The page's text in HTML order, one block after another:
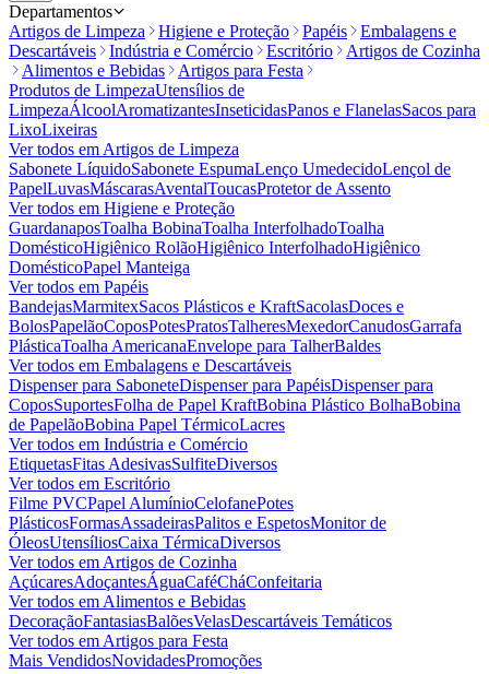
Departamentos
Artigos de Limpeza
Higiene e Proteção Papéis
Embalagens e
Descartáveis
Indústria e Comércio Escritório
Artigos de Cozinha
Alimentos e Bebidas
Artigos para Festa
Produtos de LimpezaUtensílios de
LimpezaÁlcoolAromatizantesInseticidasPanos e FlanelasSacos para
LixoLixeiras
Ver todos em Artigos de Limpeza
Sabonete LíquidoSabonete EspumaLenço UmedecidoLençol de
PapelLuvasMáscarasAventalToucasProtetor de Assento
Ver todos em Higiene e Proteção
GuardanaposToalha BobinaToalha InterfolhadoToalha
DomésticoHigiênico RolãoHigiênico InterfolhadoHigiênico
DomésticoPapel Manteiga
Ver todos em Papéis
BandejasMarmitexSacos Plásticos e KraftSacolasDoces e
BolosPapelãoCoposPotesPratosTalheresMexedorCanudosGarrafa
PlásticaToalha AmericanaEnvelope para TalherBaldes
Ver todos em Embalagens e Descartáveis
Dispenser para SaboneteDispenser para PapéisDispenser para
CoposSuportesFolha de Papel KraftBobina Plástico BolhaBobina
de PapelãoBobina Papel TérmicoLacres
Ver todos em Indústria e Comércio
EtiquetasFitas AdesivasSulfiteDiversos
Ver todos em Escritório
Filme PVCPapel AlumínioCelofanePotes
PlásticosFormasAssadeirasPalitos e EspetosMonitor de
ÓleosUtensíliosCaixa TérmicaDiversos
Ver todos em Artigos de Cozinha
AçúcaresAdoçantesÁguaCaféCháConfeitaria
Ver todos em Alimentos e Bebidas
DecoraçãoFantasiasBalõesVelasDescartáveis Temáticos
Ver todos em Artigos para Festa
Mais VendidosNovidadesPromoções